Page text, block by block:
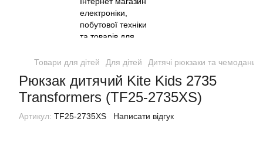
Товари для дітей Для дітей Дитячі рюкзаки та чемодани
Рюкзак дитячий Kite Kids 2735
Transformers (TF25-2735XS)
Артикул: TF25-2735XS Написати відгук